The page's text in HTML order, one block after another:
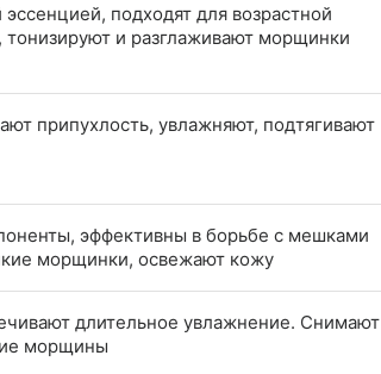
подходят для возрастной
и разглаживают морщинки
припухлость, увлажняют, подтягивают
эффективны в борьбе с мешками
морщинки, освежают кожу
длительное увлажнение. Снимают
морщины